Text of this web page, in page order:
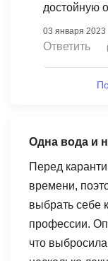
достойную
03 января 2023
Ответить
Одна вода и
Перед
времени,
выбрать себе
профессии.
что